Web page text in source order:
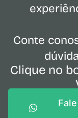
Conte
Clique no